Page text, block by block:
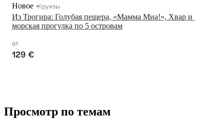
Из Трогира: Голубая пещера, «Мамма Миа!», Хвар и
морская прогулка по 5 островам
Новое Круизы
от
129 €
Просмотр по темам